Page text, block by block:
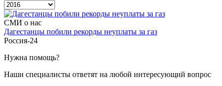
СМИ о нас
Дагестанцы побили рекорды неуплаты за газ
Россия-24
Нужна помощь?
Наши специалисты ответят на любой интересующий вопрос